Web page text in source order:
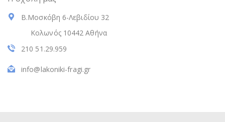
Β.Μοσκόβη 6-Λεβιδίου 32
Κολωνός 10442 Αθήνα
210 51.29.959
info@lakoniki-fragi.gr